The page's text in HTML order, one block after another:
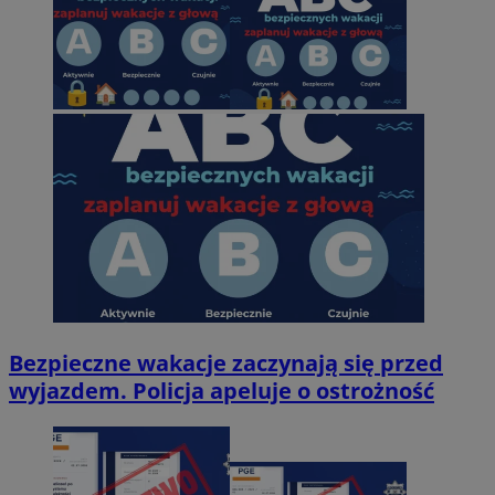
Bezpieczne wakacje zaczynają się przed
wyjazdem. Policja apeluje o ostrożność